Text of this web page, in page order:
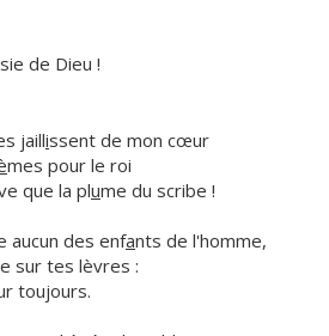
de Dieu !
jaillissent de mon cœur
mes pour le roi
que la plume du scribe !
aucun des enfants de l'homme,
e sur tes lèvres :
toujours.